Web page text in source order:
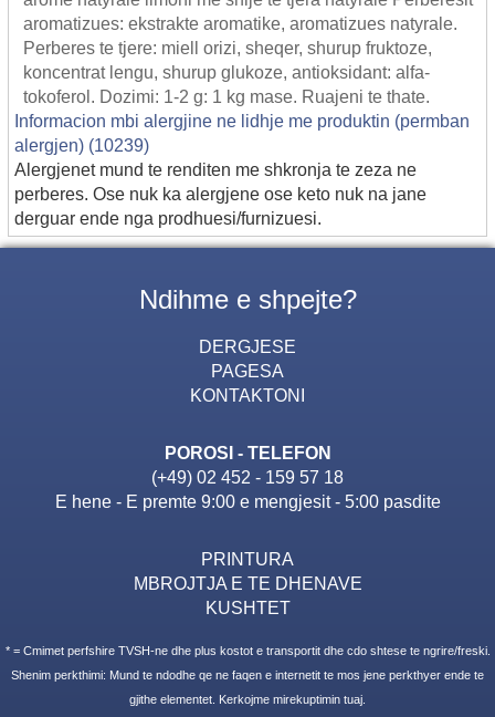
aromatizues: ekstrakte aromatike, aromatizues natyrale.
Perberes te tjere: miell orizi, sheqer, shurup fruktoze,
koncentrat lengu, shurup glukoze, antioksidant: alfa-
tokoferol. Dozimi: 1-2 g: 1 kg mase. Ruajeni te thate.
Informacion mbi alergjine ne lidhje me produktin (permban
alergjen) (10239)
Alergjenet mund te renditen me shkronja te zeza ne
perberes. Ose nuk ka alergjene ose keto nuk na jane
derguar ende nga prodhuesi/furnizuesi.
Ndihme e shpejte?
DERGJESE
PAGESA
KONTAKTONI
POROSI - TELEFON
(+49) 02 452 - 159 57 18
E hene - E premte 9:00 e mengjesit - 5:00 pasdite
PRINTURA
MBROJTJA E TE DHENAVE
KUSHTET
* = Cmimet perfshire TVSH-ne dhe plus kostot e transportit dhe cdo shtese te ngrire/freski.
Shenim perkthimi: Mund te ndodhe qe ne faqen e internetit te mos jene perkthyer ende te
gjithe elementet. Kerkojme mirekuptimin tuaj.